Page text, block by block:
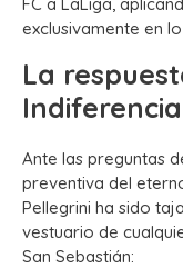
exclusivamente en
La
Ante las preguntas
preventiva del
Pellegrini ha sido
vestuario de
San Sebastián: